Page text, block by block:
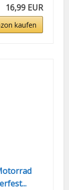
16,99 EUR
kaufen